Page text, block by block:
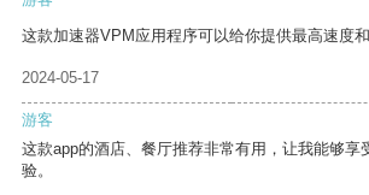
这款加速器VPM应用程序可以给你提供最高速度和
2024-05-17
游客
这款app的酒店、餐厅推荐非常有用，让我能够享
验。